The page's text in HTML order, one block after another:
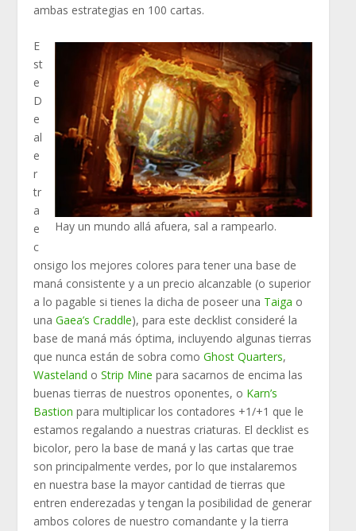
ambas estrategias en 100 cartas.
Hay un mundo allá afuera, sal a rampearlo.
E
st
e
D
e
al
e
r
tr
a
e
c
onsigo los mejores colores para tener una base de
maná consistente y a un precio alcanzable (o superior
a lo pagable si tienes la dicha de poseer una Taiga o
unaGaea’s Craddle), para este decklist consideré la
base de maná más óptima, incluyendo algunas tierras
que nunca están de sobra comoGhost Quarters,
Wasteland oStrip Mine para sacarnos de encima las
buenas tierras de nuestros oponentes, o Karn’s
Bastion para multiplicar los contadores +1/+1 que le
estamos regalando a nuestras criaturas. El decklist es
bicolor, pero la base de maná y las cartas que trae
son principalmente verdes, por lo que instalaremos
en nuestra base la mayor cantidad de tierras que
entren enderezadas y tengan la posibilidad de generar
ambos colores de nuestro comandante y la tierra